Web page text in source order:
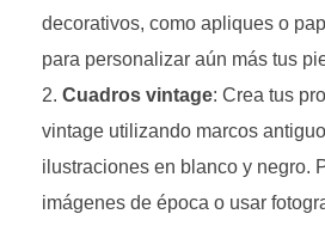
decorativos, como apliques o
para personalizar aún más tus
Cuadros vintage: Crea tus
vintage utilizando marcos
ilustraciones en blanco y negro.
imágenes de época o usar